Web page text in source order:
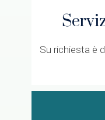
Su richiesta è